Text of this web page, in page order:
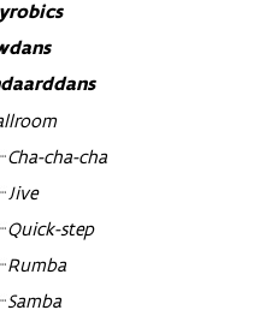
Cha-cha-cha
Jive
Quick-step
Rumba
Samba